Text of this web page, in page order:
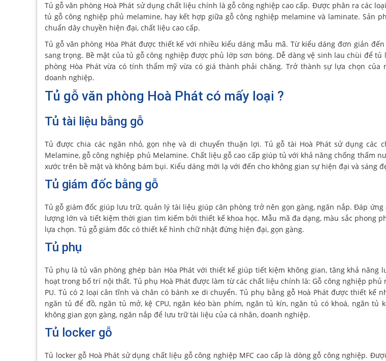
Tủ gỗ văn phòng Hoà Phát sử dụng chất liệu chính là gỗ công nghiệp cao cấp. Được phân ra các
tủ gỗ công nghiệp phủ melamine, hay kết hợp giữa gỗ công nghiệp melamine và laminate. Sản
chuẩn dây chuyền hiện đại, chất liệu cao cấp.
Tủ gỗ văn phòng Hòa Phát được thiết kế với nhiều kiểu dáng mẫu mã. Từ kiểu dáng đơn giản
sang trọng. Bề mặt của tủ gỗ công nghiệp được phủ lớp sơn bóng. Dễ dàng vệ sinh lau chùi để tủ
phòng Hòa Phát vừa có tính thẩm mỹ vừa có giá thành phải chăng. Trở thành sự lựa chọn của
doanh nghiệp.
Tủ gỗ văn phòng Hoà Phát có mấy loại ?
Tủ tài liệu bằng gỗ
Tủ được chia các ngăn nhỏ, gọn nhẹ và di chuyển thuận lợi. Tủ gỗ tài Hoà Phát sử dụng các
Melamine, gỗ công nghiệp phủ Melamine. Chất liệu gỗ cao cấp giúp tủ với khả năng chống thấm
xước trên bề mặt và không bám bụi. Kiểu dáng mới lạ với đến cho không gian sự hiện đại và sáng
Tủ giám đốc bằng gỗ
Tủ gỗ giám đốc giúp lưu trữ, quản lý tài liệu giúp căn phòng trở nên gọn gàng, ngăn nắp. Đáp
lượng lớn và tiết kiệm thời gian tìm kiếm bởi thiết kế khoa học. Mẫu mã đa dạng, màu sắc phong
lựa chọn. Tủ gỗ giám đốc có thiết kế hình chữ nhật đứng hiện đại, gọn gàng.
Tủ phụ
Tủ phụ là tủ văn phòng ghép bàn Hòa Phát với thiết kế giúp tiết kiệm không gian, tăng khả năng
hoạt trong bố trí nội thất. Tủ phụ Hoà Phát được làm từ các chất liệu chính là: Gỗ công nghiệp phủ
PU. Tủ có 2 loại cân tĩnh và chân có bánh xe di chuyển. Tủ phụ bằng gỗ Hoà Phát được thiết kế
ngăn tủ để đồ, ngăn tủ mở, kệ CPU, ngăn kéo bàn phím, ngăn tủ kín, ngăn tủ có khoá, ngăn tủ
không gian gọn gàng, ngăn nắp để lưu trữ tài liệu của cá nhân, doanh nghiệp.
Tủ locker gỗ
Tủ locker gỗ Hoà Phát sử dụng chất liệu gỗ công nghiệp MFC cao cấp là dòng gỗ công nghiệp.